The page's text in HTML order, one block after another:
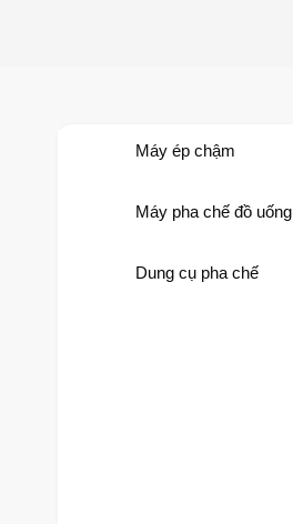
Máy ép chậm
Máy pha chế đồ uống
Dung cụ pha chế